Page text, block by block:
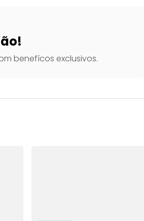
benefícos exclusivos.